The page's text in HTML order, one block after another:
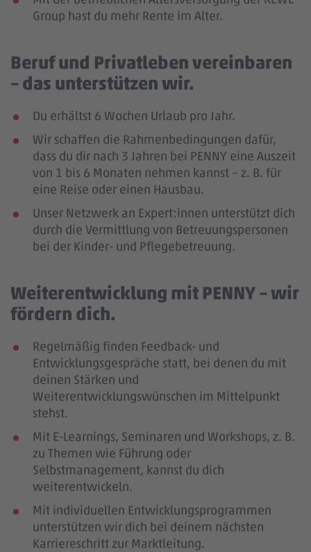
Group hast du mehr Rente im Alter.
Beruf und Privatleben vereinbaren
– das unterstützen wir.
Du erhältst 6 Wochen Urlaub pro Jahr.
Wir schaffen die Rahmenbedingungen dafür,
dass du dir nach 3 Jahren bei PENNY eine Auszeit
von 1 bis 6 Monaten nehmen kannst – z. B. für
eine Reise oder einen Hausbau.
Unser Netzwerk an Expert:innen unterstützt dich
durch die Vermittlung von Betreuungspersonen
bei der Kinder- und Pflegebetreuung.
Weiterentwicklung mit PENNY – wir
fördern dich.
Regelmäßig finden Feedback- und
Entwicklungsgespräche statt, bei denen du mit
deinen Stärken und
Weiterentwicklungswünschen im Mittelpunkt
stehst.
Mit E-Learnings, Seminaren und Workshops, z. B.
zu Themen wie Führung oder
Selbstmanagement, kannst du dich
weiterentwickeln.
Mit individuellen Entwicklungsprogrammen
unterstützen wir dich bei deinem nächsten
Karriereschritt zur Marktleitung.